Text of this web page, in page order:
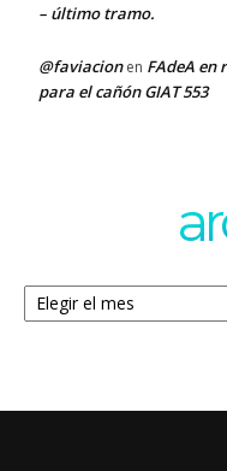
– último tramo.
@faviacionen FAdeA en
para el cañón GIAT 553
Archivos